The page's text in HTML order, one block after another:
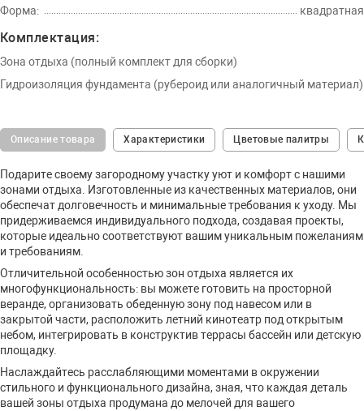
Форма:
квадратная
Комплектация:
Зона отдыха (полный комплект для сборки)
Гидроизоляция фундамента (рубероид или аналогичный материал)
Описание товара Характеристики Цветовые палитры
Подарите своему загородному участку уют и комфорт с нашими
зонами отдыха. Изготовленные из качественных материалов, они
обеспечат долговечность и минимальные требования к уходу. Мы
придерживаемся индивидуального подхода, создавая проекты,
которые идеально соответствуют вашим уникальным пожеланиям
и требованиям.
Отличительной особенностью зон отдыха является их
многофункциональность: вы можете готовить на просторной
веранде, организовать обеденную зону под навесом или в
закрытой части, расположить летний кинотеатр под открытым
небом, интегрировать в конструктив террасы бассейн или детскую
площадку.
Наслаждайтесь расслабляющими моментами в окружении
стильного и функционального дизайна, зная, что каждая деталь
вашей зоны отдыха продумана до мелочей для вашего